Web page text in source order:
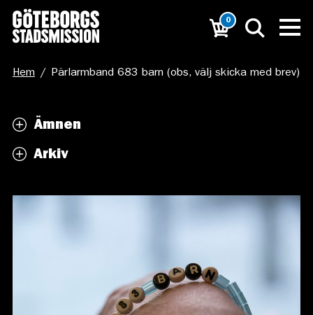
0
Hem / Pärlarmband 683 barn (obs, välj skicka med brev)
Ämnen
Arkiv